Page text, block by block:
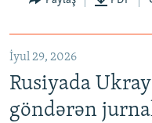
İyul 29, 2026
Rusiyada
göndərən